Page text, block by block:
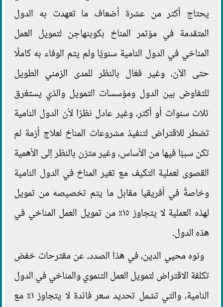
يحتاج أكثر من عشرة أضعاف ما تعهدت به الدول
المتقدمة في مؤتمر المناخ بكوبنهاجن لتمويل العمل
المناخي في الدول النامية سنويًا ولم يتم الوفاء به كاملًا
حتى الآن، وغير فعّال بالنظر للمدى الزمني الطويل
للتفاوض بين الدول ومؤسسات التمويل والذي يستغرق
ثلاث سنوات أو أكثر، وغير عادل نظرًا لأن الدول النامية
تضطر للاقتراض لتنفيذ مشروعات المناخ لعلاج أزمة لم
تكن سببًا فيها من الأساس، وغير متزن بالنظر إلى الأهمية
القصوى لعملية التكيف مع تغير المناخ في الدول النامية
وخاصةً في أفريقيا مقابل ما يتم تخصيصه من تمويل
لهذه العملية لا يتجاوز ١٥٪؜ من تمويل العمل المناخي في
هذه الدول.
ونوه محيي الدين، في هذا الصدد، عن مقترحات خفض
تكلفة الاقتراض لتمويل العمل التنموي والمناخي في الدول
النامية، والتي تشمل تحديد سعر فائدة لا يتجاوز ١٪؜ مع